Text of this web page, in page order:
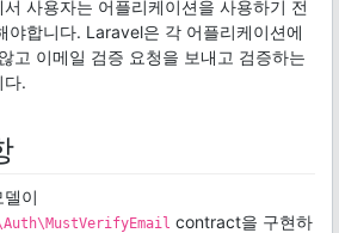
사용자는 어플리케이션을 사용하기 전
야합니다. Laravel은 각 어플리케이션에
고 이메일 검증 요청을 보내고 검증하는
다.
델이
contract을 구현하